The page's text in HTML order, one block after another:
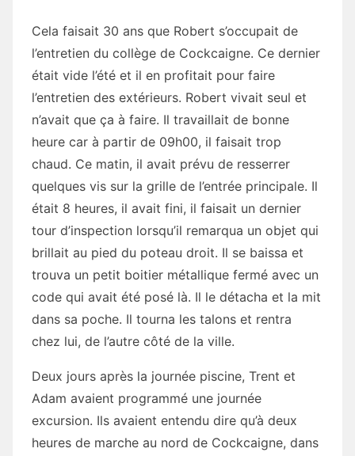
Cela faisait 30 ans que Robert s’occupait de
l’entretien du collège de Cockcaigne. Ce dernier
était vide l’été et il en profitait pour faire
l’entretien des extérieurs. Robert vivait seul et
n’avait que ça à faire. Il travaillait de bonne
heure car à partir de 09h00, il faisait trop
chaud. Ce matin, il avait prévu de resserrer
quelques vis sur la grille de l’entrée principale. Il
était 8 heures, il avait fini, il faisait un dernier
tour d’inspection lorsqu’il remarqua un objet qui
brillait au pied du poteau droit. Il se baissa et
trouva un petit boitier métallique fermé avec un
code qui avait été posé là. Il le détacha et la mit
dans sa poche. Il tourna les talons et rentra
chez lui, de l’autre côté de la ville.
Deux jours après la journée piscine, Trent et
Adam avaient programmé une journée
excursion. Ils avaient entendu dire qu’à deux
heures de marche au nord de Cockcaigne, dans